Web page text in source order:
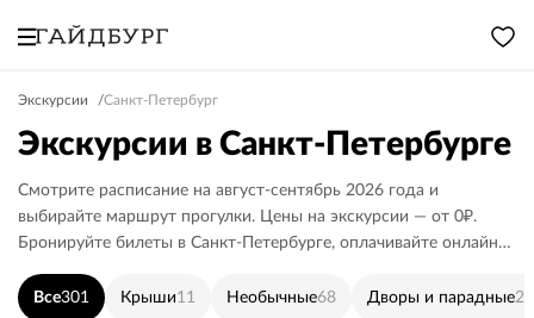
Экскурсии Санкт-Петербург
Экскурсии в Санкт-Петербурге
Смотрите расписание на август-сентябрь 2026 года и
выбирайте маршрут прогулки. Цены на экскурсии — от 0₽.
Бронируйте билеты в Санкт-Петербурге, оплачивайте онлайн
Все301 Крыши11 Необычные68 Дворы и парадные24